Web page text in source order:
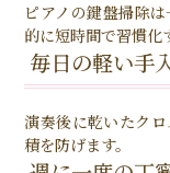
ピアノの鍵盤掃除
的に短時間で習慣化
毎日の軽い手
演奏後に乾いたク
積を防げます。